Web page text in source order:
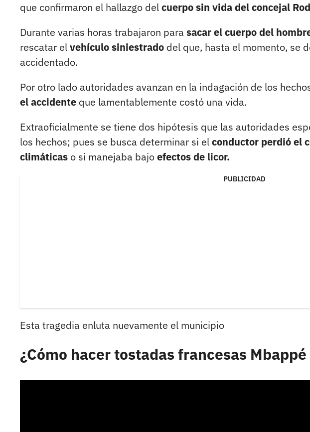
que confirmaron el hallazgo delcuerpo sin vida del concejal
Durante varias horas trabajaron para sacar el cuerpo del
rescatar elvehículo siniestrado del que, hasta el momento, se
accidentado.
Por otro lado autoridades avanzan en la indagación de los
el accidente que lamentablemente costó una vida.
Extraoficialmente se tiene dos hipótesis que las autoridades
los hechos; pues se busca determinar si elconductor perdió el
climáticas o si manejaba bajoefectos de licor.
PUBLICIDAD
Esta tragedia enluta nuevamente el municipio
¿Cómo hacer tostadas francesas